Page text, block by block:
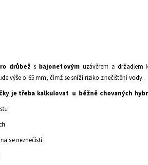
drůbež s bajonetovým uzávěrem a držadlem
výše o 65 mm, čímž se sníží riziko znečištění vody.
je třeba kalkulovat u běžně chovaných
se neznečistí